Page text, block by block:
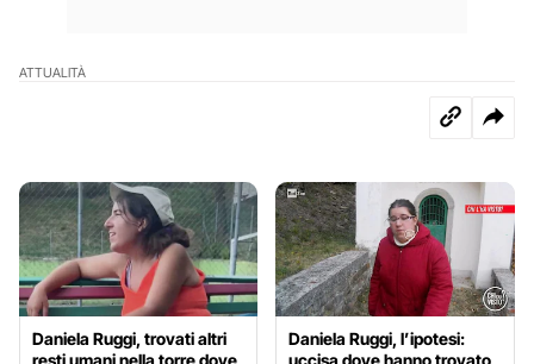
ATTUALITÀ
Daniela Ruggi, trovati altri
resti umani nella torre dove
Daniela Ruggi, l’ipotesi:
uccisa dove hanno trovato